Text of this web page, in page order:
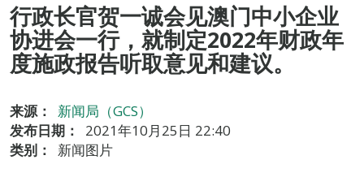
行政长官贺一诚会见澳门中小企业
协进会一行，就制定2022年财政年
度施政报告听取意见和建议。
来源：
新闻局（GCS）
发布日期：
2021年10月25日 22:40
类别：
新闻图片